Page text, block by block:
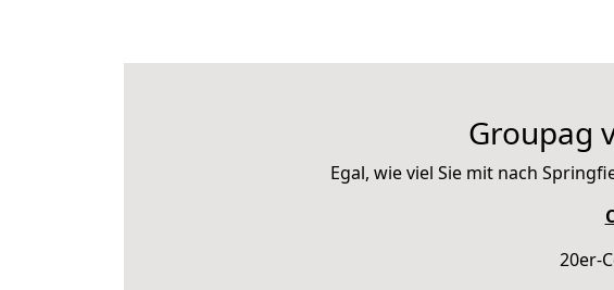
Groupag
Egal, wie viel Sie mit nach
20er-